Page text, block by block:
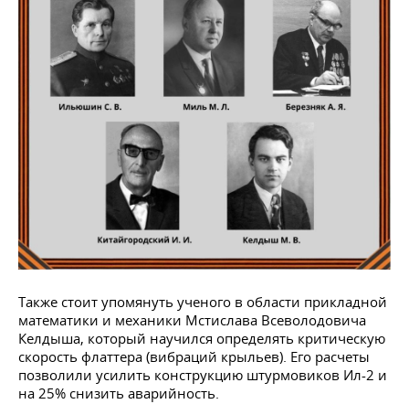
Также стоит упомянуть ученого в области прикладной
математики и механики Мстислава Всеволодовича
Келдыша, который научился определять критическую
скорость флаттера (вибраций крыльев). Его расчеты
позволили усилить конструкцию штурмовиков Ил-2 и
на 25% снизить аварийность.